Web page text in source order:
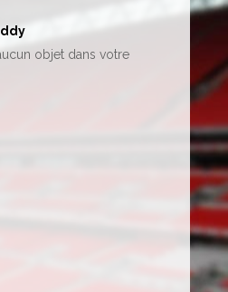
objet dans votre